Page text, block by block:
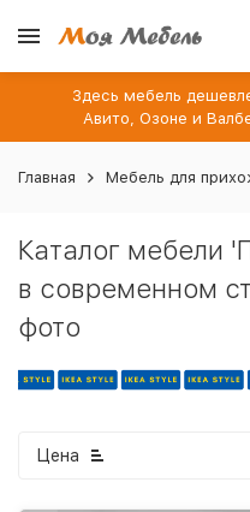
Здесь мебель
Авито, Озоне и
Главная Мебель для
Каталог мебели
в современном
фото
Цена